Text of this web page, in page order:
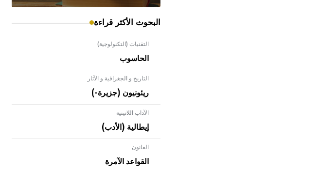
البحوث الأكثر قراءة
التقنيات (التكنولوجية)
الحاسوب
التاريخ و الجغرافية و الآثار
ريئونيون (جزيرة-)
الآداب اللاتينية
إيطالية (الأدب)
القانون
القواعد الآمرة
- هل تعلم أن الأبلق نوع من الفنون
الهندسية التي ارتبطت بالعمارة الإسلامية